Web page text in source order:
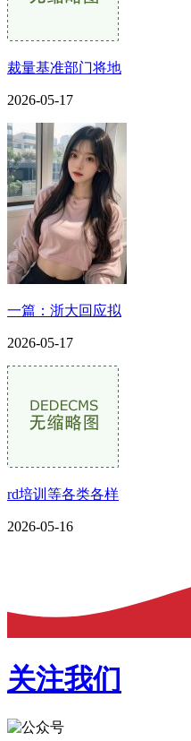
裁量基准部门将地
2026-05-17
一篇：浙大回应拟
2026-05-17
rd培训等各类各样
2026-05-16
关注我们